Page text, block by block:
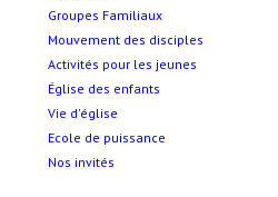
Groupes Familiaux
Mouvement des disciples
Activités pour les jeunes
Église des enfants
Vie d'église
Ecole de puissance
Nos invités